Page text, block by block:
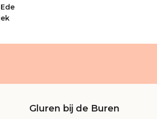
Ede
Gluren bij de Buren